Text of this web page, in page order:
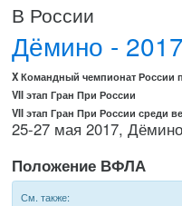
В России
Дёмино - 2017
X Командный чемпионат России
VII этап Гран При России
VII этап Гран При России среди
25-27 мая 2017,
Положение ВФЛА
См. также: